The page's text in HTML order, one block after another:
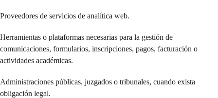
Proveedores de servicios de analítica web.
Herramientas o plataformas necesarias para la gestión de
comunicaciones, formularios, inscripciones, pagos, facturación o
actividades académicas.
Administraciones públicas, juzgados o tribunales, cuando exista
obligación legal.